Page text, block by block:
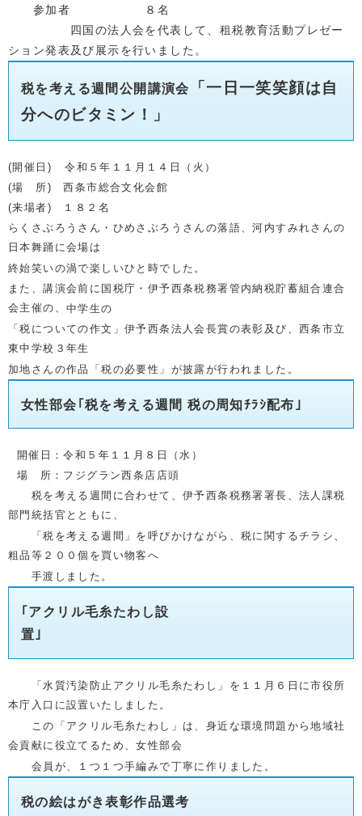
参加者 ８名
四国の法人会を代表して、租税教育活動プレゼー
ション発表及び展示を行いました。
税を考える週間公開講演会
「一日一笑笑顔は自
分へのビタミン ！」
(開催日) 令和５年１１月１４日（火）
(場 所) 西条市総合文化会館
(来場者) １８２名
らくさぶろうさん・ひめさぶろうさんの落語、河内すみれさんの
日本舞踊に会場は
終始笑いの渦で楽しいひと時でした。
また、講演会前に国税庁・伊予西条税務署管内納税貯蓄組合連合
会主催の、 中学生の
「税についての作文」 伊予西条法人会長賞の表彰及び、西条市立
東中学校３年生
加地さんの作品「税の必要性」が披露が行われました。
女性部会｢税を考える週間 税の周知ﾁﾗｼ配布 ｣
開催日：令和５年１１月８日（水）
場 所：フジグラン西条店店頭
税を考える週間に合わせて、伊予西条税務署署長、法人課税
部門統括官とともに、
「税を考える週間」を呼びかけながら、税に関するチラシ、
粗品等２００個を買い物客へ
手渡しました。
｢アクリル毛糸たわし設
置｣
「水質汚染防止アクリル毛糸たわし」を１１月６日に市役所
本庁入口に設置いたしました。
この「アクリル毛糸たわし」は、身近な環境 問題から地域社
会貢献に役立てるため、女性部会
会員が、１つ１つ手編みで丁寧に 作りました。
税の絵はがき表彰作品選考